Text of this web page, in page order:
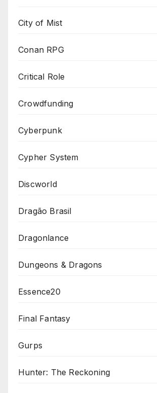
City of Mist
Conan RPG
Critical Role
Crowdfunding
Cyberpunk
Cypher System
Discworld
Dragão Brasil
Dragonlance
Dungeons & Dragons
Essence20
Final Fantasy
Gurps
Hunter: The Reckoning